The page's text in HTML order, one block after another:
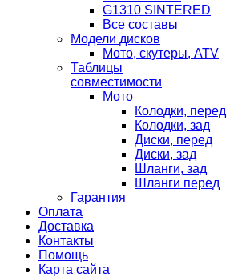
G1310 SINTERED
Все составы
Модели дисков
Мото, скутеры, ATV
Таблицы
совместимости
Мото
Колодки, перед
Колодки, зад
Диски, перед
Диски, зад
Шланги, зад
Шланги перед
Гарантия
Оплата
Доставка
Контакты
Помощь
Карта сайта